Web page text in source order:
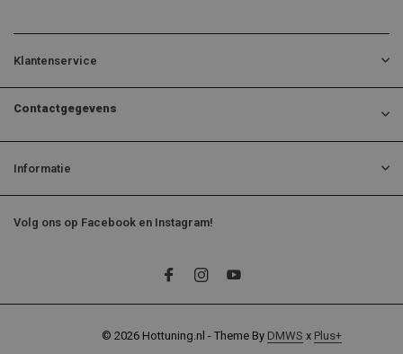
Klantenservice
Contactgegevens
Informatie
Volg ons op Facebook en Instagram!
© 2026 Hottuning.nl - Theme By DMWS x Plus+